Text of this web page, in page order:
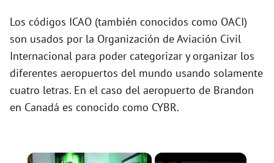
Los códigos ICAO (también conocidos como OACI)
son usados por la Organización de Aviación Civil
Internacional para poder categorizar y organizar los
diferentes aeropuertos del mundo usando solamente
cuatro letras. En el caso del aeropuerto de Brandon
en Canadá es conocido como CYBR.
×